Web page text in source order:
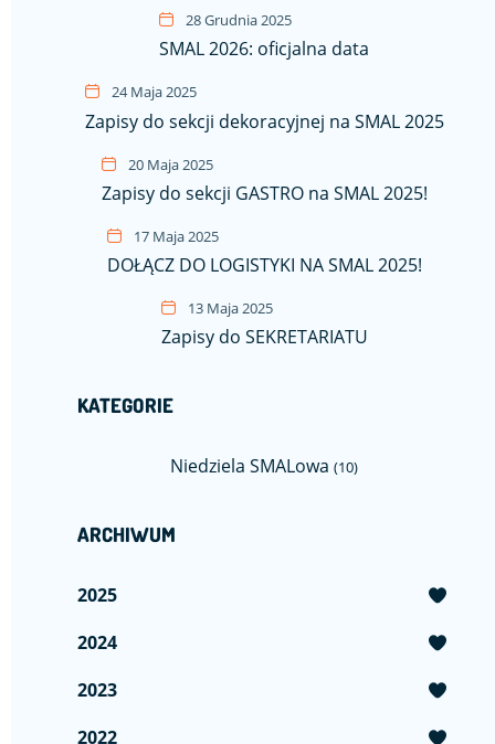
28 Grudnia 2025
SMAL 2026: oficjalna data
24 Maja 2025
Zapisy do sekcji dekoracyjnej na SMAL 2025
20 Maja 2025
Zapisy do sekcji GASTRO na SMAL 2025!
17 Maja 2025
DOŁĄCZ DO LOGISTYKI NA SMAL 2025!
13 Maja 2025
Zapisy do SEKRETARIATU
KATEGORIE
Niedziela SMALowa (10)
ARCHIWUM
2025
2024
2023
2022